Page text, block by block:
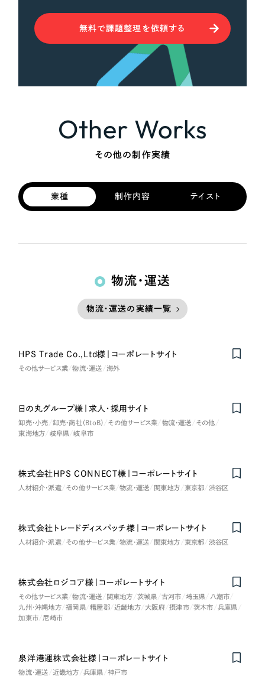
無料で課題整理を依頼する
Other Works
その他の制作実績
業種 制作内容 テイスト
物流・運送
物流・運送の実績一覧
Nominee
HPS Trade Co.,Ltd様｜コーポレートサイト
その他サービス業 物流・運送 海外
日の丸グループ様｜求人・採用サイト
卸売・小売 卸売・商社（BtoB） その他サービス業 物流・運送
その他
東海地方
岐阜県 岐阜市
株式会社HPS CONNECT様｜コーポレートサイト
人材紹介・派遣 その他サービス業 物流・運送 関東地方 東京都 渋谷区
株式会社トレードディスパッチ様｜コーポレートサイト
人材紹介・派遣 その他サービス業 物流・運送 関東地方 東京都 渋谷区
Nominee
株式会社ロジコア様｜コーポレートサイト
その他サービス業 物流・運送 関東地方 茨城県 古河市 埼玉県
八潮市
九州・沖縄地方
福岡県 糟屋郡 近畿地方 大阪府 摂津市 茨木市
兵庫県
加東市
尼崎市
泉洋港運株式会社様｜コーポレートサイト
物流・運送 近畿地方 兵庫県 神戸市